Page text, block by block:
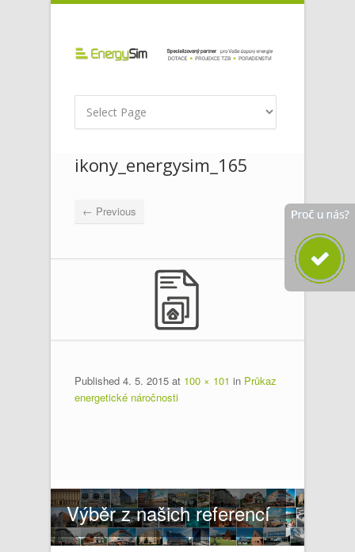
ikony_energysim_165
← Previous
Published 4. 5. 2015 at 100 × 101 in Průkaz
energetické náročnosti
Výběr z našich referencí